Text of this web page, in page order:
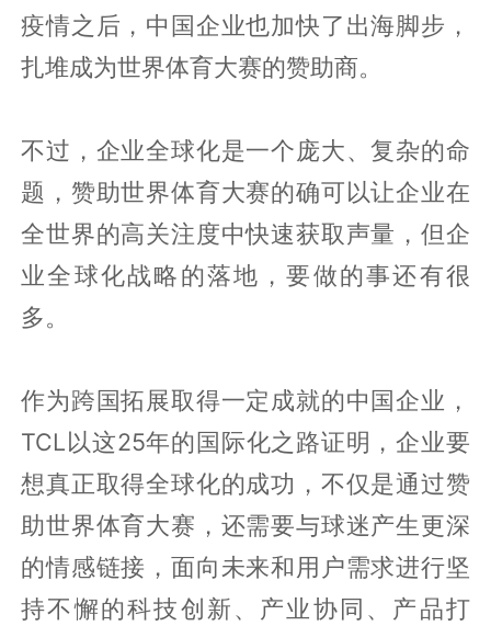
疫情之后，中国企业也加快了出海脚步，
扎堆成为世界体育大赛的赞助商。
不过，企业全球化是一个庞大、复杂的命
题，赞助世界体育大赛的确可以让企业在
全世界的高关注度中快速获取声量，但企
业全球化战略的落地，要做的事还有很
多。
作为跨国拓展取得一定成就的中国企业，
TCL以这25年的国际化之路证明，企业要
想真正取得全球化的成功，不仅是通过赞
助世界体育大赛，还需要与球迷产生更深
的情感链接，面向未来和用户需求进行坚
持不懈的科技创新、产业协同、产品打